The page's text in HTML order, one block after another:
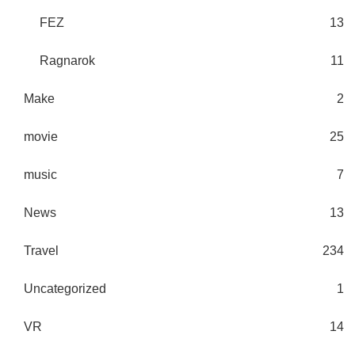
FEZ 13
Ragnarok 11
Make 2
movie 25
music 7
News 13
Travel 234
Uncategorized 1
VR 14